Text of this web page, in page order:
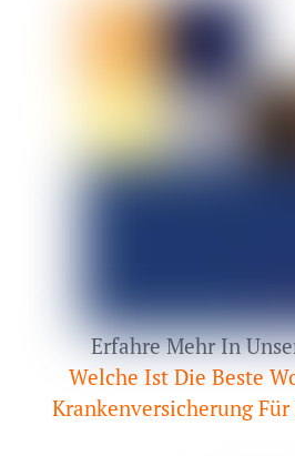
Erfahre Mehr In
Welche Ist Die Beste
Krankenversicherung